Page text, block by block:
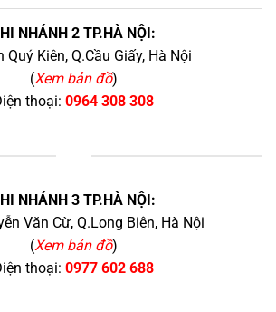
NHÁNH 2 TP.HÀ NỘI:
Quý Kiên, Q.Cầu Giấy, Hà Nội
(Xem bản đồ)
thoại: 0964 308 308
NHÁNH 3 TP.HÀ NỘI:
Văn Cừ, Q.Long Biên, Hà Nội
(Xem bản đồ)
thoại: 0977 602 688